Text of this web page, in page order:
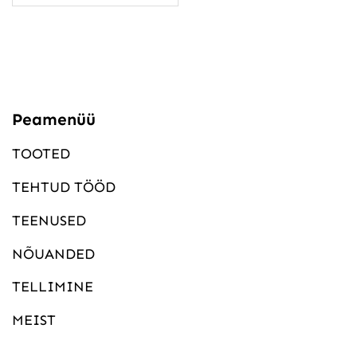
Peamenüü
TOOTED
TEHTUD TÖÖD
TEENUSED
NÕUANDED
TELLIMINE
MEIST